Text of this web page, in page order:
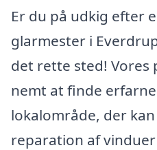
Er du på udkig efter
glarmester i
det rette sted!
nemt at finde
lokalområde, der
reparation af